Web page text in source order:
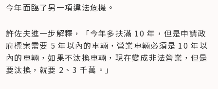
今年面臨了另一項違法危機。
許佐夫進一步解釋，「今年多扶滿 10 年，但是申請政
府標案需要 5 年以內的車輛，營業車輛必須是 10 年以
內的車輛，如果不汰換車輛，現在變成非法營業，但是
要汰換，就要 2、3 千萬。」